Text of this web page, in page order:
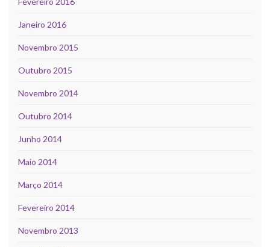
Janeiro 2016
Novembro 2015
Outubro 2015
Novembro 2014
Outubro 2014
Junho 2014
Maio 2014
Março 2014
Fevereiro 2014
Novembro 2013